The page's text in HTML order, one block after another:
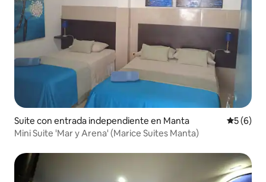
Suite con entrada independiente en Manta
5 (6)
Mini Suite 'Mar y Arena' (Marice Suites Manta)